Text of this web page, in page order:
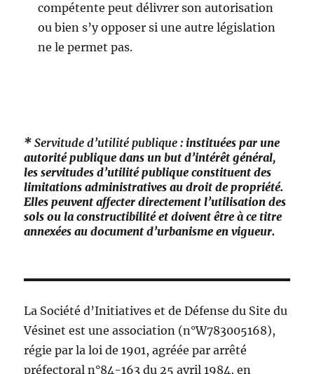
compétente peut délivrer son autorisation
ou bien s’y opposer si une autre législation
ne le permet pas.
*Servitude d’utilité publique : instituées par une
autorité publique dans un but d’intérêt général,
les servitudes d’utilité publique constituent des
limitations administratives au droit de propriété.
Elles peuvent affecter directement l’utilisation des
sols ou la constructibilité et doivent être à ce titre
annexées au document d’urbanisme en vigueur.
La Société d’Initiatives et de Défense du Site du
Vésinet est une association (n°W783005168),
régie par la loi de 1901, agréée par arrêté
préfectoral n°84-163 du 25 avril 1984, en